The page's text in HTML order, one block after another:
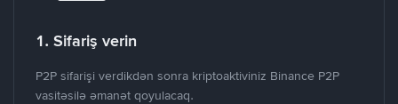
1. Sifariş verin
P2P sifarişi verdikdən sonra kriptoaktiviniz Binance P2P
vasitəsilə əmanət qoyulacaq.